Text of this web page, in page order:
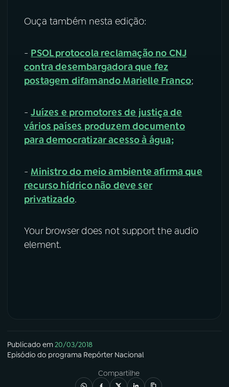
Ouça também nesta edição:
- PSOL protocola reclamação no CNJ
contra desembargadora que fez
postagem difamando Marielle Franco;
-Juízes e promotores de justiça de
vários países produzem documento
para democratizar acesso à água;
- Ministro do meio ambiente afirma que
recurso hídrico não deve ser
privatizado.
Your browser does not support the audio
element.
Publicado em20/03/2018
Episódio do programa Repórter Nacional
Compartilhe